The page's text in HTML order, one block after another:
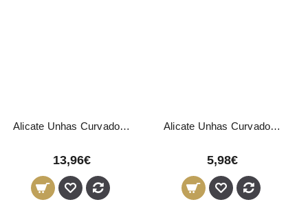
Alicate Unhas Curvado 14cm - 25mm
13,96€
Alicate Unhas Curvado Pink Bronze 9,3cm - 15mm
5,98€